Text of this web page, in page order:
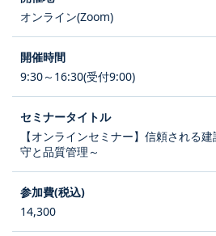
オンライン(Zoom)
9:30～16:30(受付9:00)
【オンラインセミナー】信頼される
守と品質管理～
14,300